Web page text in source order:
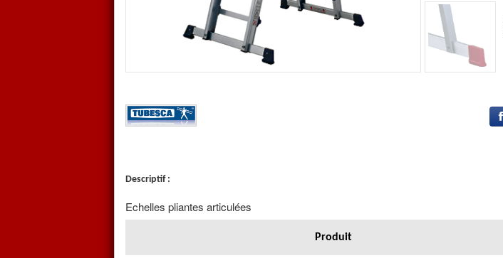
Matériel garanti 2 ans, Conforme à la norme EN 131 et décret
96333.
Descriptif :
Echelles pliantes articulées
Produit